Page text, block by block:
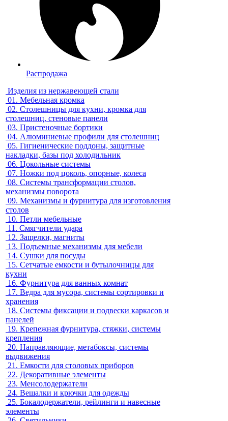
Распродажа
Изделия из нержавеющей стали
01. Мебельная кромка
02. Столешницы для кухни, кромка для
столешниц, стеновые панели
03. Пристеночные бортики
04. Алюминиевые профили для столешниц
05. Гигиенические поддоны, защитные
накладки, базы под холодильник
06. Цокольные системы
07. Ножки под цоколь, опорные, колеса
08. Системы трансформации столов,
механизмы поворота
09. Механизмы и фурнитура для изготовления
столов
10. Петли мебельные
11. Смягчители удара
12. Защелки, магниты
13. Подъемные механизмы для мебели
14. Сушки для посуды
15. Сетчатые емкости и бутылочницы для
кухни
16. Фурнитура для ванных комнат
17. Ведра для мусора, системы сортировки и
хранения
18. Системы фиксации и подвески каркасов и
панелей
19. Крепежная фурнитура, стяжки, системы
крепления
20. Направляющие, метабоксы, системы
выдвижения
21. Емкости для столовых приборов
22. Декоративные элементы
23. Менсолодержатели
24. Вешалки и крючки для одежды
25. Бокалодержатели, рейлинги и навесные
элементы